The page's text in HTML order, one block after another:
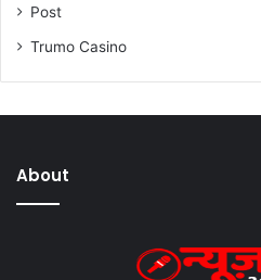
Post
Trumo Casino
About